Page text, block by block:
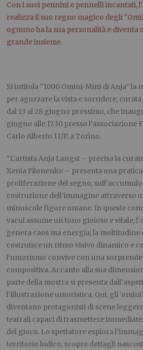
Con i suoi pennini e pennelli incantati,
realizza il suo regno magico degli
ognuno ha la sua personalità e diventa
grande insieme.
Si intitola “1000 Omini-Mini di Anja” la
per aguzzare la vista e sorridere,
dal 13 al 28 giugno prossimo, che
giugno alle 17.30 presso
Carlo Alberto 11/P, a Torino.
“L’artista Anja Langst – precisa la
Xenia Filonenko – presenta una
proliferazione del segno,
costruzione dell’immagine attraverso
minuscole figure umane. In queste
vacui assume un tono gioioso e vitale,
genera caos ma energia; la
costruisce un ritmo visivo dinamico e
l’umorismo convive con una
compositiva. Accanto alla sua
parte della mostra si presenta
l’illustrazione umoristica. Qui, gli
diventano protagonisti di scene
teatrali capaci di trasmettere
del gioco. Lo spettatore esplora
territorio ludico, scopre dettagli